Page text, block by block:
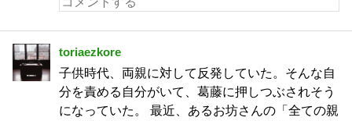
toriaezkore
子供時代、両親に対して反発していた。そんな自
分を責める自分がいて、葛藤に押しつぶされそう
になっていた。 最近、あるお坊さんの「全ての親